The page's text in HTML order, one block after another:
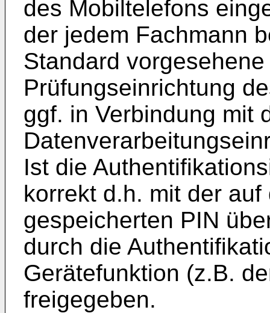
des Mobiltelefons
der jedem Fachmann
Standard
Prüfungseinrichtung
ggf. in Verbindung mit
Ist die
korrekt d.h. mit der auf
gespeicherten PIN
durch die
Gerätefunktion (z.B.
freigegeben.